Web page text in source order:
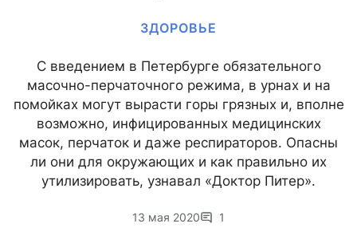
ЗДОРОВЬЕ
С введением в Петербурге обязательного
масочно-перчаточного режима, в урнах и на
помойках могут вырасти горы грязных и, вполне
возможно, инфицированных медицинских
масок, перчаток и даже респираторов. Опасны
ли они для окружающих и как правильно их
утилизировать, узнавал «Доктор Питер».
13 мая 2020 1